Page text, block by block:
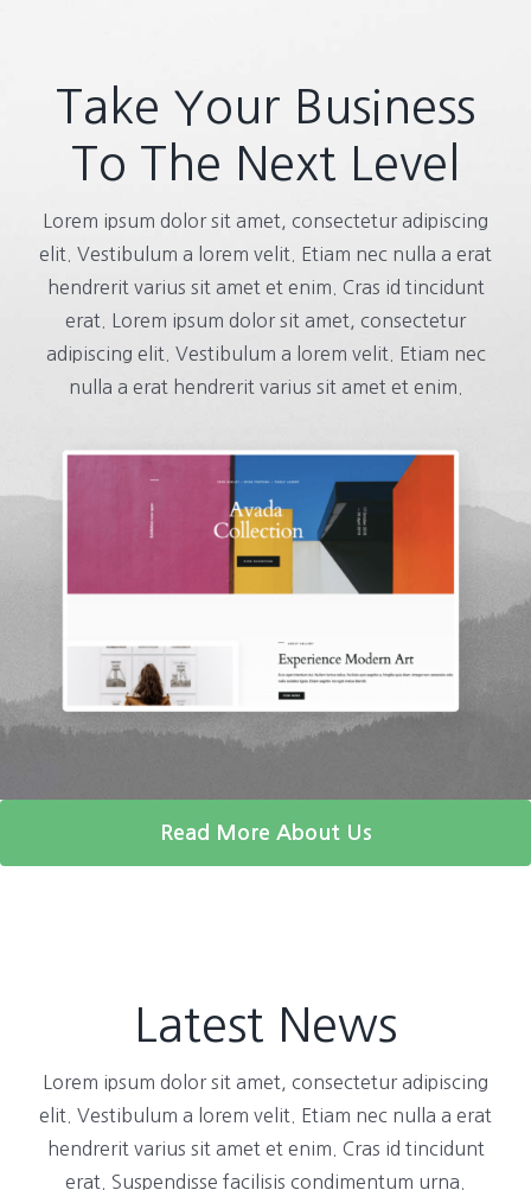
Take Your Business
To The Next Level
Lorem ipsum dolor sit amet, consectetur adipiscing
elit. Vestibulum a lorem velit. Etiam nec nulla a erat
hendrerit varius sit amet et enim. Cras id tincidunt
erat. Lorem ipsum dolor sit amet, consectetur
adipiscing elit. Vestibulum a lorem velit. Etiam nec
nulla a erat hendrerit varius sit amet et enim.
Read More About Us
Latest News
Lorem ipsum dolor sit amet, consectetur adipiscing
elit. Vestibulum a lorem velit. Etiam nec nulla a erat
hendrerit varius sit amet et enim. Cras id tincidunt
erat. Suspendisse facilisis condimentum urna.